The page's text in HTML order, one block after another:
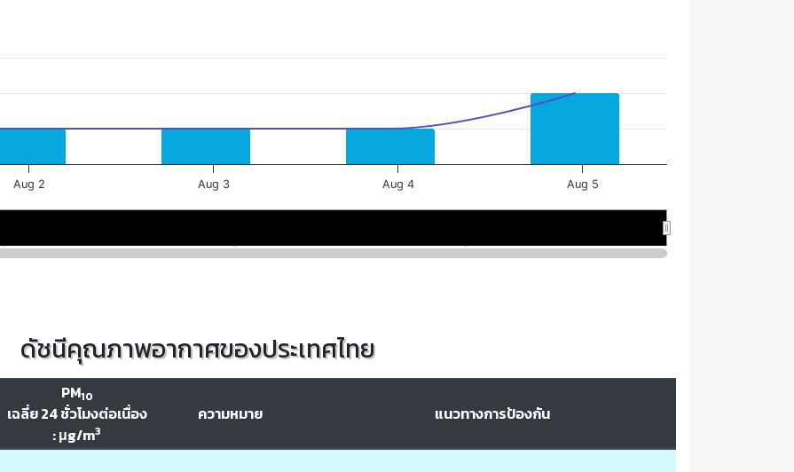
ดัชนีคุณภาพอากาศของประเทศไทย
PM10
เฉลี่ย 24 ชั่วโมงต่อเนื่อง
: μg/m3
ความหมาย แนวทางการป้องกัน